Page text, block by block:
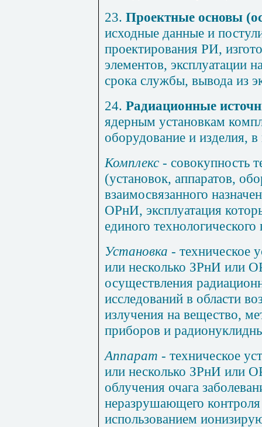
23. Проектные основы
исходные данные и
проектирования РИ,
элементов, эксплуатации
срока службы, вывода из
24. Радиационные
ядерным установкам
оборудование и изделия,
Комплекс - совокупность
(установок, аппаратов,
взаимосвязанного
ОРнИ, эксплуатация
единого технологического
Установка - техническое
или несколько ЗРнИ или
осуществления
исследований в области
излучения на вещество,
приборов и
Аппарат - техническое
или несколько ЗРнИ или
облучения очага
неразрушающего
использованием